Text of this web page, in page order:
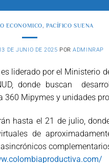
ECONOMICO, PACÍFICO SUENA
DE JUNIO DE 2025 PORADMINRAP
es liderado por el Ministerio
donde buscan
360 Mipymes y unidades
hasta el 21 de julio,
de